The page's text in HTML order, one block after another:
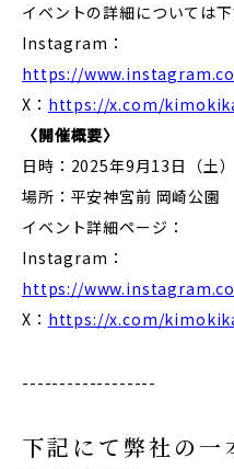
イベントの詳細については
Instagram：
https://
X： https://x.com/
〈開催概要〉
日時：2025年9月13日（土）
場所：平安神宮前 岡崎公園
イベント詳細ページ：
Instagram：
https://
X： https://x.com/
------------------
下記にて弊社の一